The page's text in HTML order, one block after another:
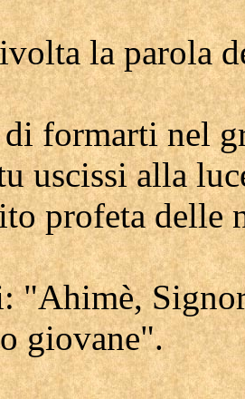
la parola
formarti nel
uscissi alla
profeta delle
"Ahimè,
giovane".